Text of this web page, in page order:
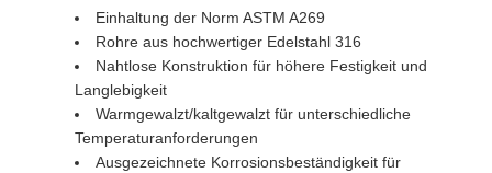
Einhaltung der Norm ASTM A269
Rohre aus hochwertiger Edelstahl 316
Nahtlose Konstruktion für höhere Festigkeit und
Langlebigkeit
Warmgewalzt/kaltgewalzt für unterschiedliche
Temperaturanforderungen
Ausgezeichnete Korrosionsbeständigkeit für